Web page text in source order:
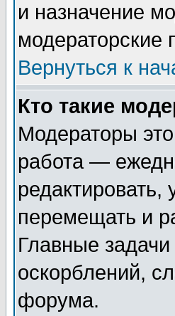
и назначение
модераторские
Вернуться к
Кто такие
Модераторы
работа —
редактировать,
перемещать и
Главные
оскорблений,
форума.